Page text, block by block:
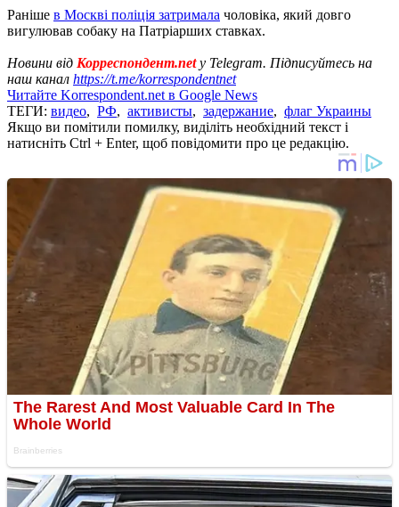
Раніше в Москві поліція затримала чоловіка, який довго
вигулював собаку на Патріарших ставках.
Новини від Корреспондент.netу Telegram. Підписуйтесь на
наш канал https://t.me/korrespondentnet
Читайте Korrespondent.net в Google News
ТЕГИ: видео, РФ, активисты, задержание, флаг Украины
Якщо ви помітили помилку, виділіть необхідний текст і
натисніть Ctrl + Enter, щоб повідомити про це редакцію.